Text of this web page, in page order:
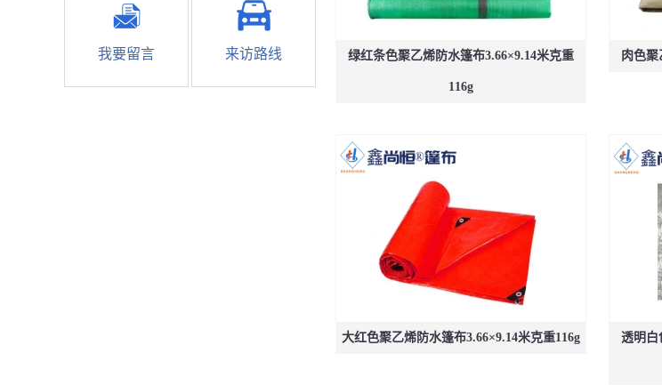
我要留言 来访路线 绿红条色聚乙烯防水篷布3.66×9.14米克重
116g
肉色
大红色聚乙烯防水篷布3.66×9.14米克重116g 透明白